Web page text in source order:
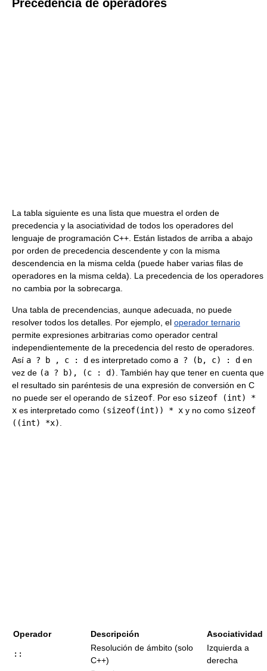
Precedencia de operadores
La tabla siguiente es una lista que muestra el orden de
precedencia y la asociatividad de todos los operadores del
lenguaje de programación C++. Están listados de arriba a abajo
por orden de precedencia descendente y con la misma
descendencia en la misma celda (puede haber varias filas de
operadores en la misma celda). La precedencia de los operadores
no cambia por la sobrecarga.
Una tabla de precendencias, aunque adecuada, no puede
resolver todos los detalles. Por ejemplo, el operador ternario
permite expresiones arbitrarias como operador central
independientemente de la precedencia del resto de operadores.
Así a ? b , c : d es interpretado como a ? (b, c) : d en
vez de (a ? b), (c : d)
. También hay que tener en cuenta que
el resultado sin paréntesis de una expresión de conversión en C
no puede ser el operando de sizeof . Por eso sizeof (int) *
x es interpretado como (sizeof(int)) * x y no como sizeof
((int) *x)
Operador Descripción Asociatividad
::
Resolución de ámbito (solo
C++)
Izquierda a
derecha